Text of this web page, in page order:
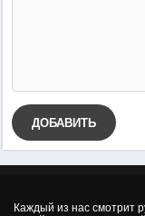
ДОБАВИТЬ
Каждый из нас смотрит